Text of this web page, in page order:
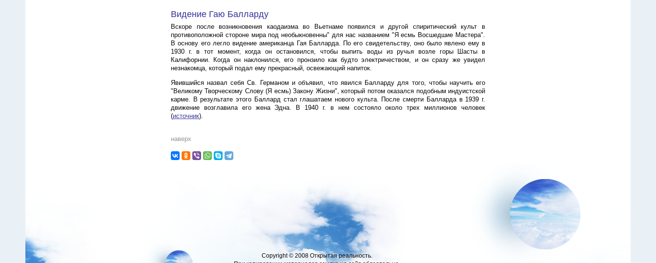
Видение Гаю Балларду
Вскоре после возникновения каодаизма во Вьетнаме появился и другой спиритический культ в
противоположной стороне мира под необыкновенны" для нас названием "Я есмь Восшедшие Мастера".
В основу его легло видение американца Гая Балларда. По его свидетельству, оно было явлено ему в
1930 г. в тот момент, когда он остановился, чтобы выпить воды из ручья возле горы Шасты в
Калифорнии. Когда он наклонился, его пронзило как будто электричеством, и он сразу же увидел
незнакомца, который подал ему прекрасный, освежающий напиток.
Явившийся назвал себя Св. Германом и объявил, что явился Балларду для того, чтобы научить его
"Великому Творческому Слову (Я есмь) Закону Жизни", который потом оказался подобным индуистской
карме. В результате этого Баллард стал глашатаем нового культа. После смерти Балларда в 1939 г.
движение возглавила его жена Эдна. В 1940 г. в нем состояло около трех миллионов человек
(источник).
наверх
Copyright © 2008 Открытая реальность.